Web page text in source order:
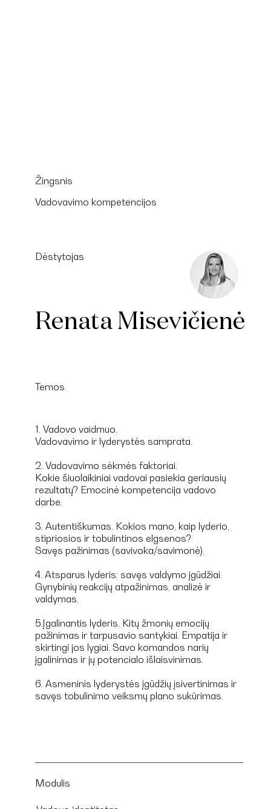
Žingsnis
Vadovavimo kompetencijos
Dėstytojas
Renata Misevičienė
Temos
1. Vadovo vaidmuo.
Vadovavimo ir lyderystės samprata.
2. Vadovavimo sėkmės faktoriai.
Kokie šiuolaikiniai vadovai pasiekia geriausių
rezultatų? Emocinė kompetencija vadovo
darbe.
3. Autentiškumas. Kokios mano, kaip lyderio,
stipriosios ir tobulintinos elgsenos?
Savęs pažinimas (savivoka/savimonė).
4. Atsparus lyderis: savęs valdymo įgūdžiai.
Gynybinių reakcijų atpažinimas, analizė ir
valdymas.
5.Įgalinantis lyderis. Kitų žmonių emocijų
pažinimas ir tarpusavio santykiai. Empatija ir
skirtingi jos lygiai. Savo komandos narių
įgalinimas ir jų potencialo išlaisvinimas.
6. Asmeninis lyderystės įgūdžių įsivertinimas ir
savęs tobulinimo veiksmų plano sukūrimas.
Modulis